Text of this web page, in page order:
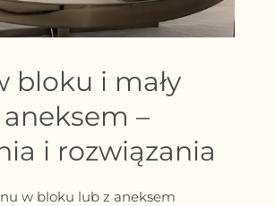
bloku i mały
–
i rozwiązania
w bloku lub z aneksem